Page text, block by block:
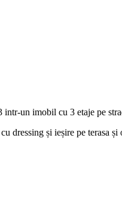
intr-un imobil cu 3 etaje pe
dressing și ieșire pe terasa